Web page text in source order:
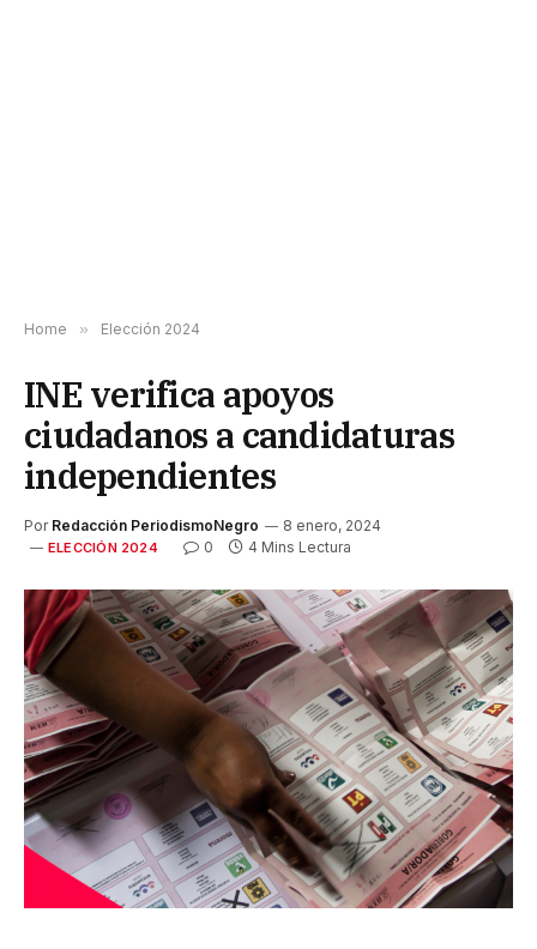
Home » Elección 2024
INE verifica apoyos
ciudadanos a candidaturas
independientes
Por Redacción PeriodismoNegro 8 enero, 2024
ELECCIÓN 2024 0 4 Mins Lectura